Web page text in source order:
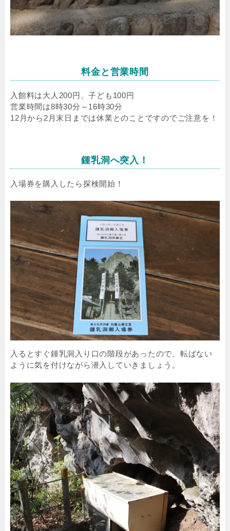
料金と営業時間
入館料は大人200円、子ども100円
営業時間は8時30分～16時30分
12月から2月末日までは休業とのことですのでご注意を！
鍾乳洞へ突入！
入場券を購入したら探検開始！
入るとすぐ鍾乳洞入り口の階段があったので、転ばない
ように気を付けながら潜入していきましょう。